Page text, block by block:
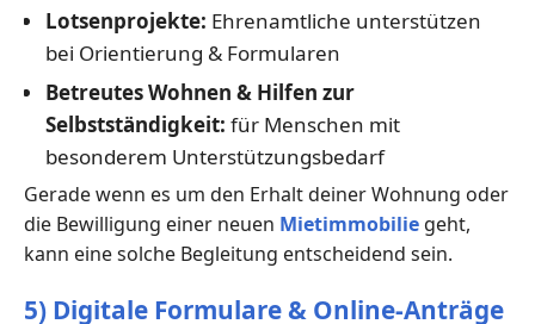
Lotsenprojekte: Ehrenamtliche unterstützen
bei Orientierung & Formularen
Betreutes Wohnen & Hilfen zur
Selbstständigkeit: für Menschen mit
besonderem Unterstützungsbedarf
Gerade wenn es um den Erhalt deiner Wohnung oder
die Bewilligung einer neuen Mietimmobilie geht,
kann eine solche Begleitung entscheidend sein.
5) Digitale Formulare & Online-Anträge